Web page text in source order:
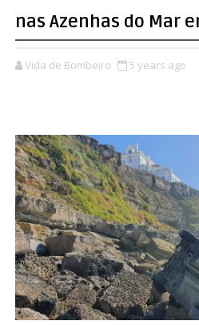
nas Azenhas do Mar
Vida de Bombeiro 5 years ago